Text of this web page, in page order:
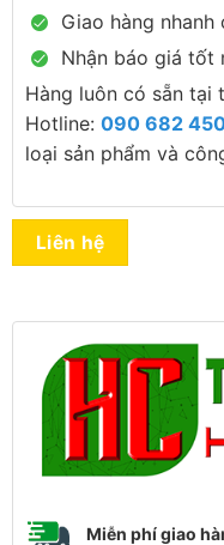
Giao hàng nhanh
Nhận báo giá tốt
Hàng luôn có sẵn tại
Hotline: 090 682
loại sản phẩm và
Liên hệ
Miễn phí giao